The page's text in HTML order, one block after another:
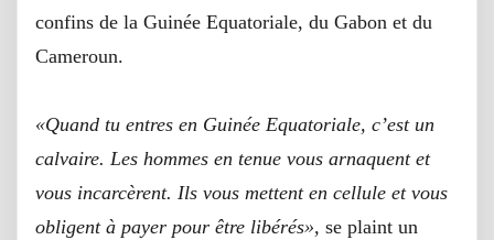
confins de la Guinée Equatoriale, du Gabon et du
Cameroun.
«Quand tu entres en Guinée Equatoriale, c’est un
calvaire. Les hommes en tenue vous arnaquent et
vous incarcèrent. Ils vous mettent en cellule et vous
obligent à payer pour être libérés», se plaint un